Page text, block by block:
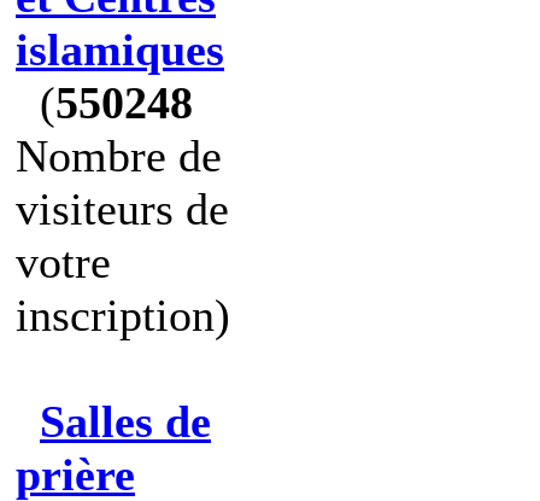
islamiques
(550248
Nombre de
visiteurs de
votre
inscription)
Salles de
prière